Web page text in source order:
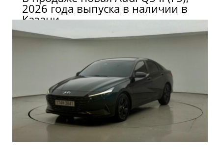
2026 года выпуска в наличии в
Казани